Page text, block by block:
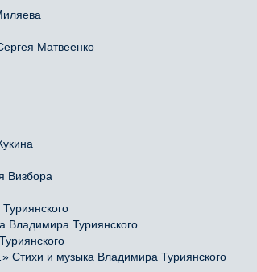
Матвеенко
Визбора
Туриянского
и музыка Владимира Туриянского